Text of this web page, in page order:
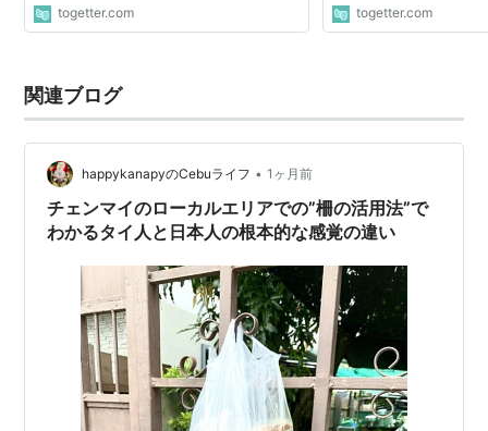
togetter.com togetter.com
関連ブログ
happykanapyのCebuライフ • 1ヶ月前
チェンマイのローカルエリアでの”柵の活用法”で
わかるタイ人と日本人の根本的な感覚の違い